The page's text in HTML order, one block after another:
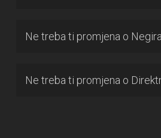
Ne treba ti promjena o
Ne treba ti promjena o